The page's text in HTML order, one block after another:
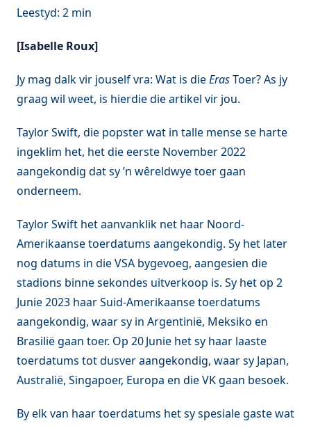
[Isabelle Roux]
Jy mag dalk vir jouself vra: Wat is dieErasToer? As jy
graag wil weet, is hierdie die artikel vir jou.
Taylor Swift, die popster wat in talle mense se harte
ingeklim het, het die eerste November 2022
aangekondig dat sy ’n wêreldwye toer gaan
onderneem.
Taylor Swift het aanvanklik net haar Noord-
Amerikaanse toerdatums aangekondig. Sy het later
nog datums in die VSA bygevoeg, aangesien die
stadions binne sekondes uitverkoop is. Sy het op 2
Junie 2023 haar Suid-Amerikaanse toerdatums
aangekondig, waar sy in Argentinië, Meksiko en
Brasilië gaan toer. Op 20Junie het sy haar laaste
toerdatums tot dusver aangekondig, waar sy Japan,
Australië, Singapoer, Europa en die VK gaan besoek.
By elk van haar toerdatums het sy spesiale gaste wat